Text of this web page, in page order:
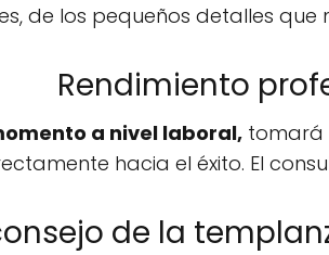
de los pequeños detalles
Rendimiento
a nivel laboral, tomará
hacia el éxito. El
de la